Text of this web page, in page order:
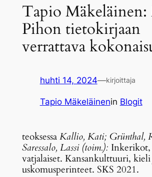
Tapio Mäkeläinen:
Pihon tietokirjaan
verrattava
huhti 14, 2024—kirjoittaja
Tapio Mäkeläinenin Blogit
teoksessa Kallio, Kati; Grünthal,
Saressalo, Lassi (toim.): Inkerikot,
vatjalaiset. Kansankulttuuri,
uskomusperinteet. SKS 2021.